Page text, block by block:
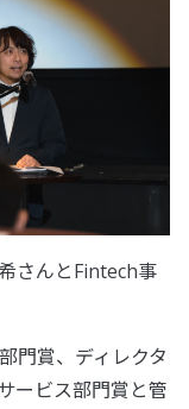
さんとFintech事
門賞、ディレクタ
ービス部門賞と管